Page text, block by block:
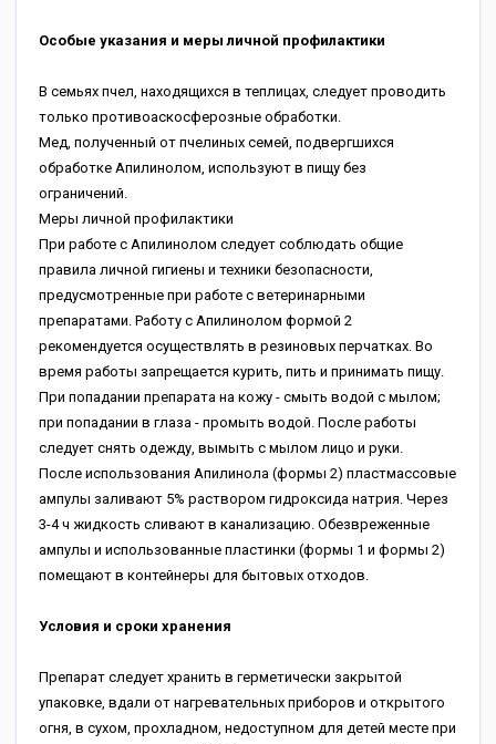
Особые указания и меры личной профилактики
В семьях пчел, находящихся в теплицах, следует проводить
только противоаскосферозные обработки.
Мед, полученный от пчелиных семей, подвергшихся
обработке Апилинолом, используют в пищу без
ограничений.
Меры личной профилактики
При работе с Апилинолом следует соблюдать общие
правила личной гигиены и техники безопасности,
предусмотренные при работе с ветеринарными
препаратами. Работу с Апилинолом формой 2
рекомендуется осуществлять в резиновых перчатках. Во
время работы запрещается курить, пить и принимать пищу.
При попадании препарата на кожу - смыть водой с мылом;
при попадании в глаза - промыть водой. После работы
следует снять одежду, вымыть с мылом лицо и руки.
После использования Апилинола (формы 2) пластмассовые
ампулы заливают 5% раствором гидроксида натрия. Через
3-4 ч жидкость сливают в канализацию. Обезвреженные
ампулы и использованные пластинки (формы 1 и формы 2)
помещают в контейнеры для бытовых отходов.
Условия и сроки хранения
Препарат следует хранить в герметически закрытой
упаковке, вдали от нагревательных приборов и открытого
огня, в сухом, прохладном, недоступном для детей месте при